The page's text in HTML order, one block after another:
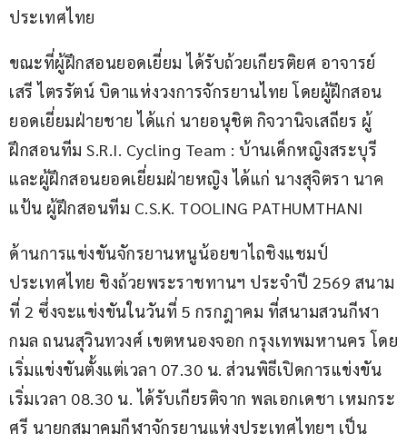
ประเทศไทย
ขณะที่ผู้ฝึกสอนยอดเยี่ยม ได้รับถ้วยเกียรติยศ อาจารย์
เสรี ไตรรัตน์ บิดาแห่งวงการจักรยานไทย โดยผู้ฝึกสอน
ยอดเยี่ยมฝ่ายชาย ได้แก่ นายอนุชิต กิจวานิจเสถียร ผู้
ฝึกสอนทีม S.R.I. Cycling Team : บ้านเด็กหญิงสระบุรี
และผู้ฝึกสอนยอดเยี่ยมฝ่ายหญิง ได้แก่ นางสุจิตรา นาค
แป้น ผู้ฝึกสอนทีม C.S.K. TOOLING PATHUMTHANI
ด้านการแข่งขันจักรยานหนูน้อยขาไถชิงแชมป์
ประเทศไทย ชิงถ้วยพระราชทานฯ ประจำปี 2569 สนาม
ที่ 2 ซึ่งจะแข่งขันในวันที่ 5 กรกฎาคม ที่สนามสวนกีฬา
กมล ถนนสุวินทวงศ์ เขตหนองจอก กรุงเทพมหานคร โดย
เริ่มแข่งขันตั้งแต่เวลา 07.30 น. ส่วนพิธีเปิดการแข่งขัน
เริ่มเวลา 08.30 น. ได้รับเกียรติจาก พลเอกเดชา เหมกระ
ศรี นายกสมาคมกีฬาจักรยานแห่งประเทศไทยฯ เป็น